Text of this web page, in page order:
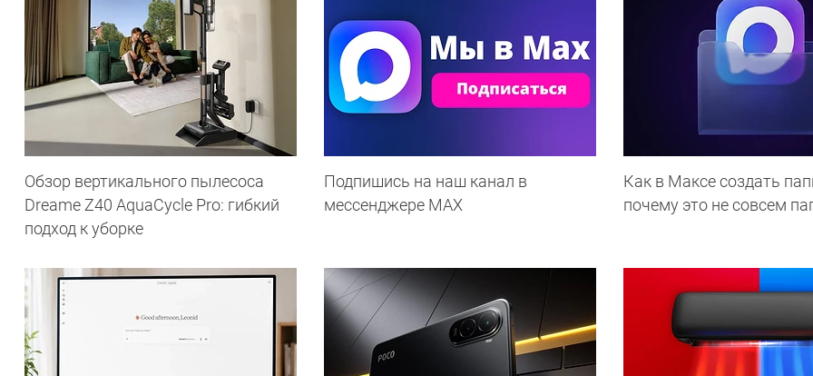
Обзор вертикального пылесоса
Dreame Z40 AquaCycle Pro: гибкий
подход к уборке
Подпишись на наш канал в
мессенджере МАХ
Как в Максе создать
почему это не совсем